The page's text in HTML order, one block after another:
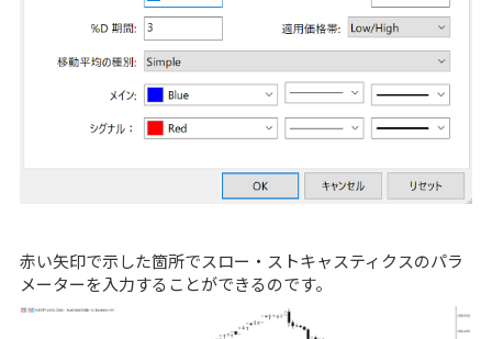
赤い矢印で示した箇所でスロー・ストキャスティクスのパラ
メーターを入力することができるのです。